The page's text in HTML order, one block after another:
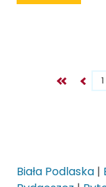
1
Biała Podlaska |